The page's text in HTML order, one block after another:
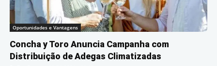
Oportunidades e Vantagens
Concha y Toro Anuncia Campanha com
Distribuição de Adegas Climatizadas